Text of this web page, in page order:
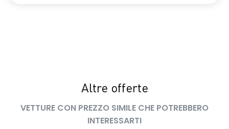
Altre offerte
VETTURE CON PREZZO SIMILE CHE POTREBBERO
INTERESSARTI